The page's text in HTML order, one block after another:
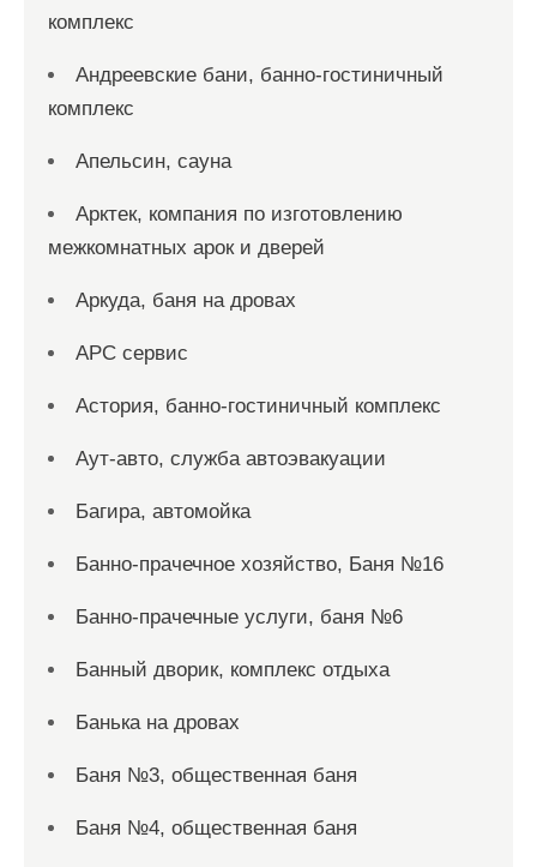
комплекс
Андреевские бани, банно-гостиничный
комплекс
Апельсин, сауна
Арктек, компания по изготовлению
межкомнатных арок и дверей
Аркуда, баня на дровах
АРС сервис
Астория, банно-гостиничный комплекс
Аут-авто, служба автоэвакуации
Багира, автомойка
Банно-прачечное хозяйство, Баня №16
Банно-прачечные услуги, баня №6
Банный дворик, комплекс отдыха
Банька на дровах
Баня №3, общественная баня
Баня №4, общественная баня